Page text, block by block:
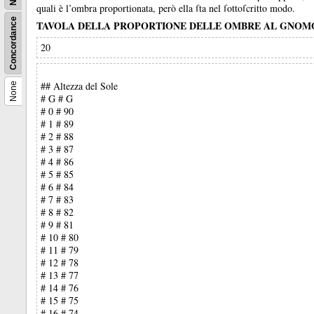
None
Concordance
quali è l’ombra proportionata, però ella ſta nel ſottoſcritto modo.
TAVOLA DELLA PROPORTIONE DELLE OMBRE AL
20
## Altezza del Sole
# G # G
# 0 # 90
# 1 # 89
# 2 # 88
# 3 # 87
# 4 # 86
# 5 # 85
# 6 # 84
# 7 # 83
# 8 # 82
# 9 # 81
# 10 # 80
# 11 # 79
# 12 # 78
# 13 # 77
# 14 # 76
# 15 # 75